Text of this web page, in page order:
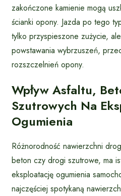
zakończone kamienie mogą
ścianki opony. Jazda po tego
tylko przyspieszone zużycie,
powstawania wybrzuszeń,
rozszczelnień opony.
Wpływ Asfaltu,
Szutrowych Na
Ogumienia
Różnorodność nawierzchni
beton czy drogi szutrowe, ma
eksploatację ogumienia
najczęściej spotykaną